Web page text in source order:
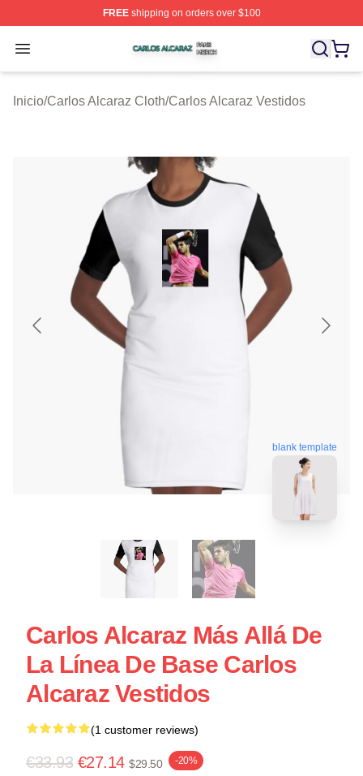
FREEshipping on orders over $100
Open menu
Carlos Alcaraz Shop ⚡️ Officially Licensed Carlos
Inicio/Carlos Alcaraz Cloth/Carlos Alcaraz Vestidos
blank template
Carlos Alcaraz Más Allá De
La Línea De Base Carlos
Alcaraz Vestidos
(1 customer reviews)
€33.93 €27.14 $29.50 -20%